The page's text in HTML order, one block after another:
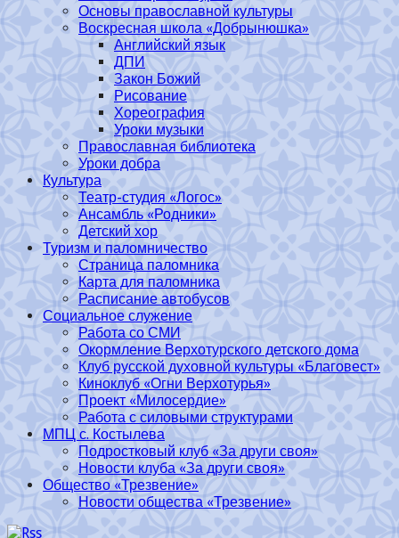
Основы православной культуры
Воскресная школа «Добрынюшка»
Английский язык
ДПИ
Закон Божий
Рисование
Хореография
Уроки музыки
Православная библиотека
Уроки добра
Культура
Театр-студия «Логос»
Ансамбль «Родники»
Детский хор
Туризм и паломничество
Страница паломника
Карта для паломника
Расписание автобусов
Социальное служение
Работа со СМИ
Окормление Верхотурского детского дома
Клуб русской духовной культуры «Благовест»
Киноклуб «Огни Верхотурья»
Проект «Милосердие»
Работа с силовыми структурами
МПЦ с. Костылева
Подростковый клуб «За други своя»
Новости клуба «За други своя»
Общество «Трезвение»
Новости общества «Трезвение»